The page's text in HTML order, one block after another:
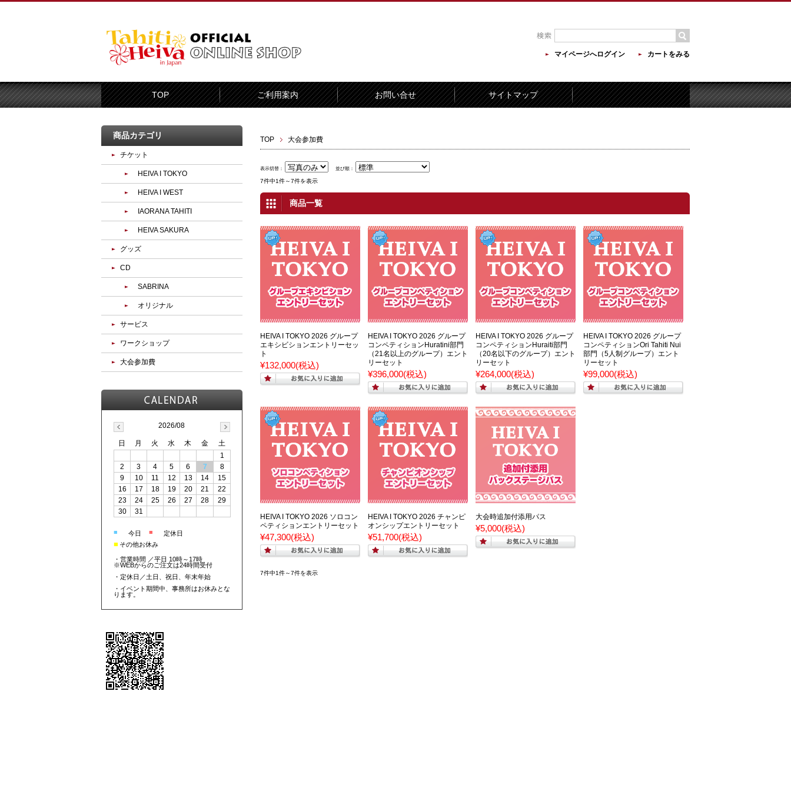
マイページへログイン カートをみる
TOP ご利用案内 お問い合せ サイトマップ
TOP 大会参加費
表示切替： 並び順：
7件中1件～7件を表示
商品一覧
HEIVA I TOKYO 2026 グループ
エキシビションエントリーセッ
ト
¥132,000(税込)
HEIVA I TOKYO 2026 グループ
コンペティションHuratini部門
（21名以上のグループ）エント
リーセット
¥396,000(税込)
HEIVA I TOKYO 2026 グループ
コンペティションHuraiti部門
（20名以下のグループ）エント
リーセット
¥264,000(税込)
HEIVA I TOKYO 2026 グループ
コンペティションOri Tahiti Nui
部門（5人制グループ）エント
リーセット
¥99,000(税込)
HEIVA I TOKYO 2026 ソロコン
ペティションエントリーセット
¥47,300(税込)
HEIVA I TOKYO 2026 チャンピ
オンシップエントリーセット
¥51,700(税込)
大会時追加付添用パス
¥5,000(税込)
7件中1件～7件を表示
商品カテゴリ
チケット
HEIVA I TOKYO
HEIVA I WEST
IAORANA TAHITI
HEIVA SAKURA
グッズ
CD
SABRINA
オリジナル
サービス
ワークショップ
大会参加費
2026/08
日 月 火 水 木 金
土
1
2
3 4 5 6 7
8
9
10 11 12 13 14
15
16
17 18 19 20 21
22
23
24 25 26 27 28
29
30
31
■ 今日 ■ 定休日
■ その他お休み
・営業時間 ／平日 10時～17時
※WEBからのご注文は24時間受付
・定休日／土日、祝日、年末年始
・イベント期間中、事務所はお休みとな
ります。